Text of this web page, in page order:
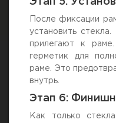
Этап 5:
После фиксации
установить
прилегают к раме.
герметик для
раме. Это
внутрь.
Этап 6:
Как только